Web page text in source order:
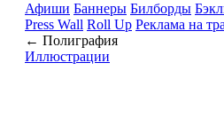
Афиши Баннеры Билборды
Press Wall Roll Up Реклама на
← Полиграфия
Иллюстрации